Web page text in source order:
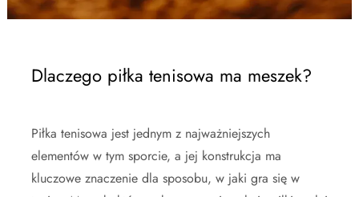
Dlaczego piłka tenisowa ma meszek?
Piłka tenisowa jest jednym z najważniejszych
elementów w tym sporcie, a jej konstrukcja ma
kluczowe znaczenie dla sposobu, w jaki gra się w